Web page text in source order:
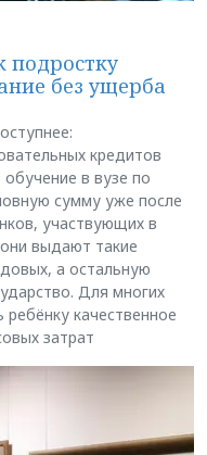
подростку
без ущерба
кредитов
в вузе по
сумму уже после
участвующих в
выдают такие
а остальную
Для многих
качественное
затрат